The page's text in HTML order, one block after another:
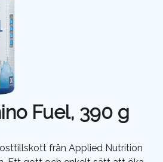
Fuel, 390 g
från Applied Nutrition